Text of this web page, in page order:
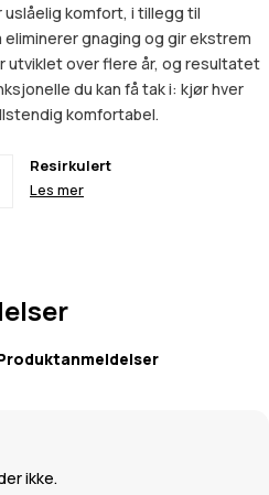
komfort, i tillegg til
gnaging og gir ekstrem
utviklet over flere år, og resultatet
du kan få tak i: kjør hver
komfortabel.
Resirkulert
Les mer
ikke.